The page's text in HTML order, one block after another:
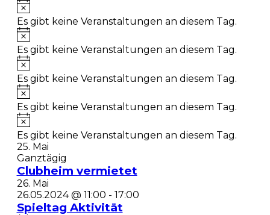
Es gibt keine Veranstaltungen an diesem Tag.
Es gibt keine Veranstaltungen an diesem Tag.
Es gibt keine Veranstaltungen an diesem Tag.
Es gibt keine Veranstaltungen an diesem Tag.
Es gibt keine Veranstaltungen an diesem Tag.
25. Mai
Ganztägig
Clubheim vermietet
26. Mai
26.05.2024 @ 11:00 - 17:00
Spieltag Aktivität